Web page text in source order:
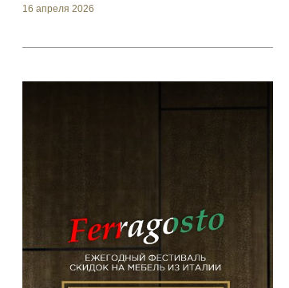
16 апреля 2026